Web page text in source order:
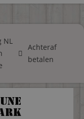
NL
Achteraf
betalen